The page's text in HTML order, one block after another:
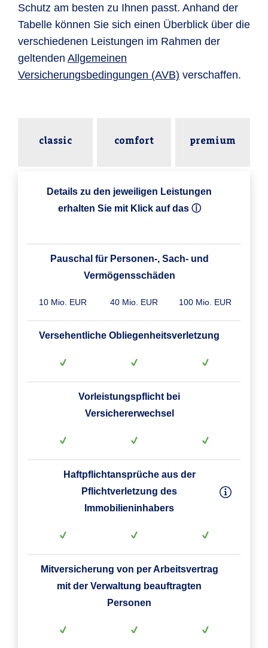
Schutz am besten zu Ihnen passt. Anhand der
Tabelle können Sie sich einen Überblick über die
verschiedenen Leistungen im Rahmen der
geltenden Allgemeinen
Versicherungsbedingungen (AVB) verschaffen.
classic comfort premium
Details zu den jeweiligen Leistungen
erhalten Sie mit Klick auf das ⓘ
Pauschal für Personen-, Sach- und
Vermögensschäden
10 Mio. EUR 40 Mio. EUR 100 Mio. EUR
Versehentliche Obliegenheitsverletzung
Vorleistungspflicht bei
Versichererwechsel
Haftpflichtansprüche aus der
Pflichtverletzung des
Immobilieninhabers
Mitversicherung von per Arbeitsvertrag
mit der Verwaltung beauftragten
Personen